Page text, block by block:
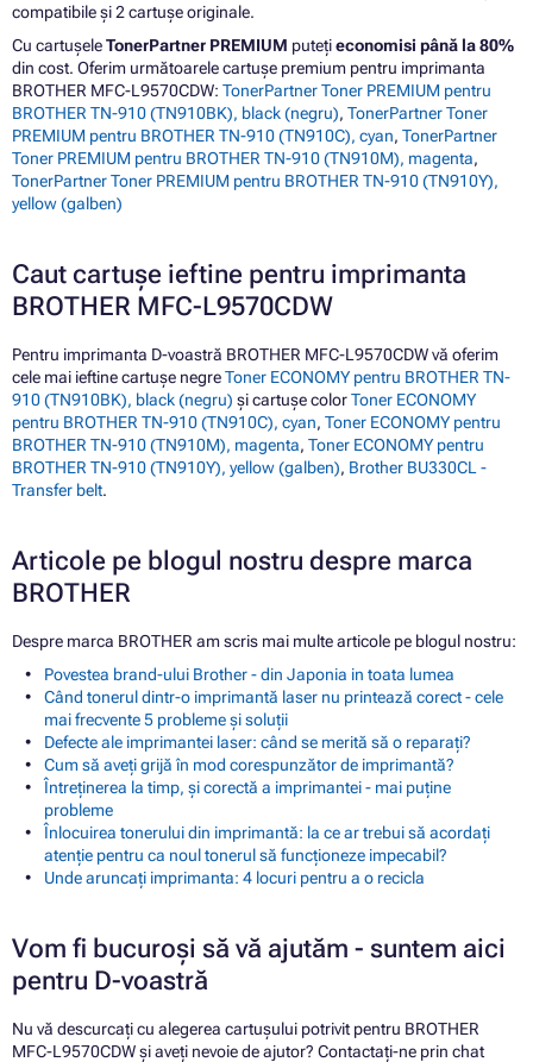
compatibile și 2 cartușe originale.
Cu cartușeleTonerPartner PREMIUM putețieconomisi până la 80%
din cost. Oferim următoarele cartușe premium pentru imprimanta
BROTHER MFC-L9570CDW: TonerPartner Toner PREMIUM pentru
BROTHER TN-910 (TN910BK), black (negru), TonerPartner Toner
PREMIUM pentru BROTHER TN-910 (TN910C), cyan, TonerPartner
Toner PREMIUM pentru BROTHER TN-910 (TN910M), magenta,
TonerPartner Toner PREMIUM pentru BROTHER TN-910 (TN910Y),
yellow (galben)
Caut cartușe ieftine pentru imprimanta
BROTHER MFC-L9570CDW
Pentru imprimanta D-voastră BROTHER MFC-L9570CDW vă oferim
cele mai ieftine cartușe negreToner ECONOMY pentru BROTHER TN-
910 (TN910BK), black (negru) și cartușe colorToner ECONOMY
pentru BROTHER TN-910 (TN910C), cyan, Toner ECONOMY pentru
BROTHER TN-910 (TN910M), magenta, Toner ECONOMY pentru
BROTHER TN-910 (TN910Y), yellow (galben), Brother BU330CL -
Transfer belt.
Articole pe blogul nostru despre marca
BROTHER
Despre marca BROTHER am scris mai multe articole pe blogul nostru:
Povestea brand-ului Brother - din Japonia in toata lumea
Când tonerul dintr-o imprimantă laser nu printează corect - cele
mai frecvente 5 probleme și soluții
Defecte ale imprimantei laser: când se merită să o reparați?
Cum să aveți grijă în mod corespunzător de imprimantă?
Întreținerea la timp, și corectă a imprimantei - mai puține
probleme
Înlocuirea tonerului din imprimantă: la ce ar trebui să acordați
atenție pentru ca noul tonerul să funcționeze impecabil?
Unde aruncați imprimanta: 4 locuri pentru a o recicla
Vom fi bucuroși să vă ajutăm - suntem aici
pentru D-voastră
Nu vă descurcați cu alegerea cartușului potrivit pentru BROTHER
MFC-L9570CDW și aveți nevoie de ajutor? Contactați-ne prin chat